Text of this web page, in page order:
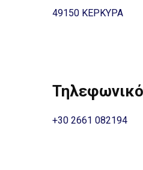
49150 ΚΕΡΚΥΡΑ
+30 2661 082194